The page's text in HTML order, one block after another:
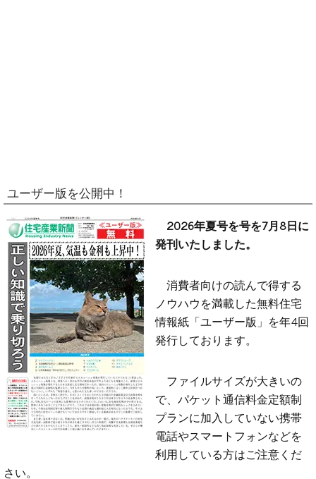
ユーザー版を公開中！
2026年夏号を号を7月8日に
発刊いたしました。
消費者向けの読んで得する
ノウハウを満載した無料住宅
情報紙「ユーザー版」を年4回
発行しております。
ファイルサイズが大きいの
で、パケット通信料金定額制
プランに加入していない携帯
電話やスマートフォンなどを
利用している方はご注意くだ
さい。